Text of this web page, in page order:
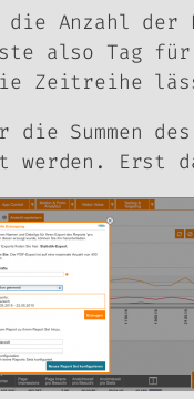
die Anzahl
also Tag
Zeitreihe
die Summen
werden. Erst